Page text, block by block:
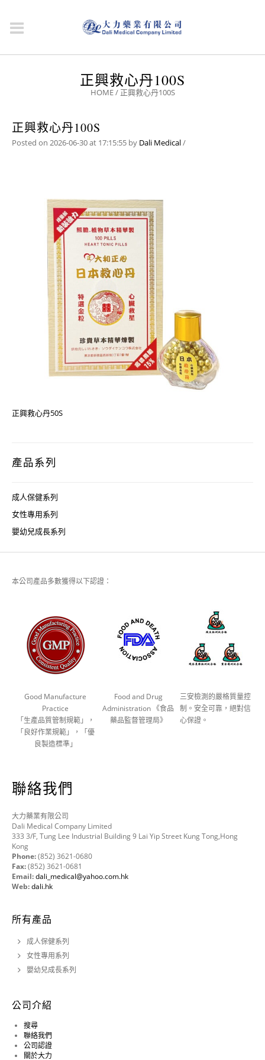
正興救心丹100S
HOME/ 正興救心丹100S
正興救心丹100S
Posted on 2026-06-30 at 17:15:55 by Dali Medical/
正興救心丹50S
產品系列
成人保健系列
女性專用系列
嬰幼兒成長系列
本公司產品多數獲得以下認證：
Good Manufacture
Practice
「生產品質管制規範」，
「良好作業規範」，「優
良製造標準」
Food and Drug
Administration 《食品
藥品監督管理局》
三安檢測的嚴格質量控
制。安全可靠，絕對信
心保證。
聯絡我們
大力藥業有限公司
Dali Medical Company Limited
333 3/F, Tung Lee Industrial Building 9 Lai Yip Street Kung Tong,Hong
Kong
Phone:(852) 3621-0680
Fax:(852) 3621-0681
Email:dali_medical@yahoo.com.hk
Web:dali.hk
所有產品
成人保健系列
女性專用系列
嬰幼兒成長系列
公司介紹
搜尋
聯絡我們
公司認證
關於大力